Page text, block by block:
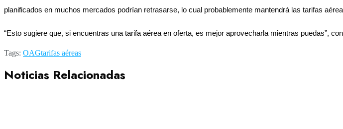
planificados en muchos mercados podrían retrasarse, lo cual probablemente mantendrá las tarifas
“Esto sugiere que, si encuentras una tarifa aérea en oferta, es mejor aprovecharla mientras puedas”,
Tags: OAGtarifas aéreas
Noticias Relacionadas